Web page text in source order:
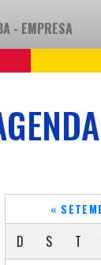
- EMPRESA
«
D S T